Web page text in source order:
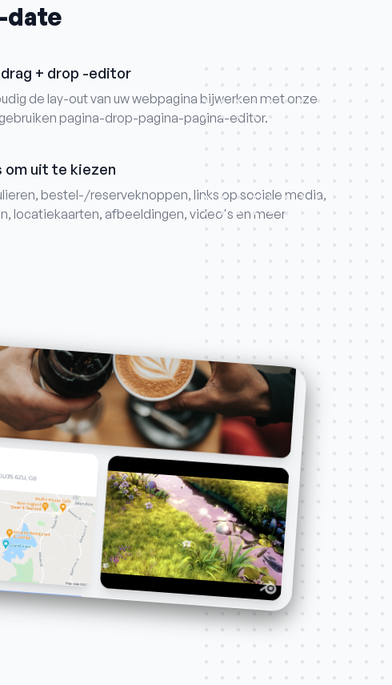
date
+ drop -editor
de lay-out van uw webpagina bijwerken met onze
pagina-drop-pagina-pagina-editor.
om uit te kiezen
bestel-/reserveknoppen, links op sociale media,
locatiekaarten, afbeeldingen, video's en meer